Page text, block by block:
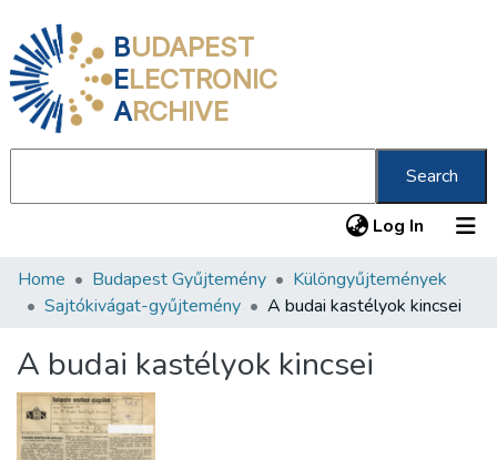
BUDAPEST
ELECTRONIC
ARCHIVE
Search
Log In (current)
Communities & Collections
Statistics
About us
Home Budapest Gyűjtemény
Különgyűjtemények
Sajtókivágat-gyűjtemény
A budai kastélyok kincsei
A budai kastélyok kincsei